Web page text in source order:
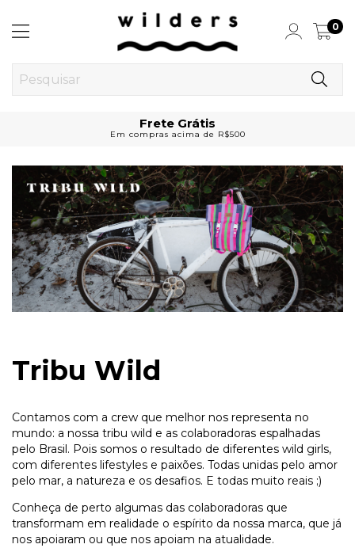
0
Frete Grátis
Em compras acima de R$500
Tribu Wild
Contamos com a crew que melhor nos representa no
mundo: a nossa tribu wild e as colaboradoras espalhadas
pelo Brasil. Pois somos o resultado de diferentes wild girls,
com diferentes lifestyles e paixões. Todas unidas pelo amor
pelo mar, a natureza e os desafios. E todas muito reais ;)
Conheça de perto algumas das colaboradoras que
transformam em realidade o espírito da nossa marca, que já
nos apoiaram ou que nos apoiam na atualidade.